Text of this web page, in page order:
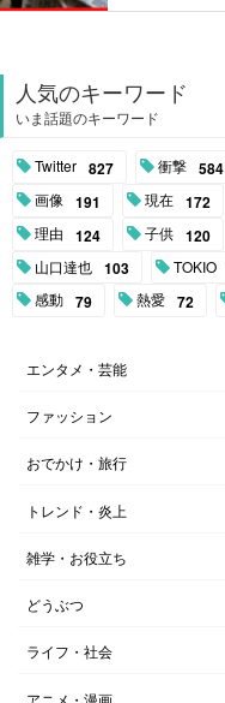
人気のキーワード
いま話題のキーワード
Twitter 827 衝撃 584
画像 191 現在 172
理由 124 子供 120
山口達也 103 TOKIO
感動 79 熱愛 72
エンタメ・芸能
ファッション
おでかけ・旅行
トレンド・炎上
雑学・お役立ち
どうぶつ
ライフ・社会
アニメ・漫画